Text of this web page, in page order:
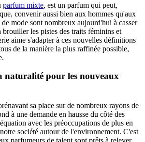
parfum mixte, est un parfum qui peut,
convenir aussi bien aux hommes qu'aux
mode sont nombreux aujourd'hui à casser
brouiller les pistes des traits féminins et
aime s'adapter à ces nouvelles définitions
de la manière la plus raffinée possible,
naturalité pour les nouveaux
sa place sur de nombreux rayons de
à une demande en hausse du côté des
avec les préoccupations de plus en
société autour de l'environnement. C'est
parfumeurs de talent sont prêts à relever,